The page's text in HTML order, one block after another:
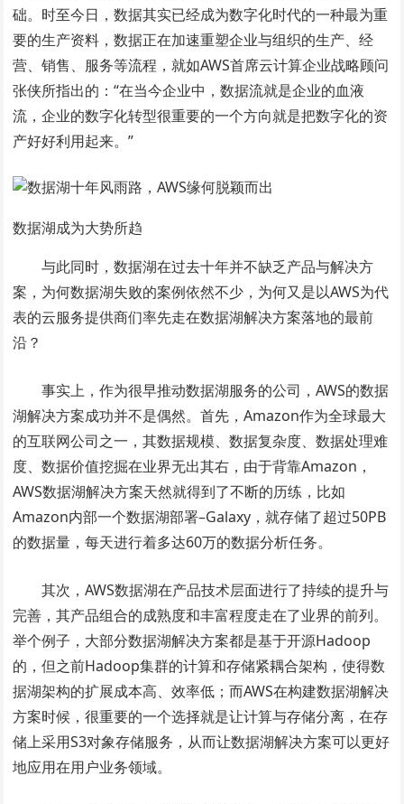
础。时至今日，数据其实已经成为数字化时代的一种最为重
要的生产资料，数据正在加速重塑企业与组织的生产、经
营、销售、服务等流程，就如AWS首席云计算企业战略顾问
张侠所指出的：“在当今企业中，数据流就是企业的血液
流，企业的数字化转型很重要的一个方向就是把数字化的资
产好好利用起来。”
数据湖成为大势所趋
与此同时，数据湖在过去十年并不缺乏产品与解决方
案，为何数据湖失败的案例依然不少，为何又是以AWS为代
表的云服务提供商们率先走在数据湖解决方案落地的最前
沿？
事实上，作为很早推动数据湖服务的公司，AWS的数据
湖解决方案成功并不是偶然。首先，Amazon作为全球最大
的互联网公司之一，其数据规模、数据复杂度、数据处理难
度、数据价值挖掘在业界无出其右，由于背靠Amazon，
AWS数据湖解决方案天然就得到了不断的历练，比如
Amazon内部一个数据湖部署–Galaxy，就存储了超过50PB
的数据量，每天进行着多达60万的数据分析任务。
其次，AWS数据湖在产品技术层面进行了持续的提升与
完善，其产品组合的成熟度和丰富程度走在了业界的前列。
举个例子，大部分数据湖解决方案都是基于开源Hadoop
的，但之前Hadoop集群的计算和存储紧耦合架构，使得数
据湖架构的扩展成本高、效率低；而AWS在构建数据湖解决
方案时候，很重要的一个选择就是让计算与存储分离，在存
储上采用S3对象存储服务，从而让数据湖解决方案可以更好
地应用在用户业务领域。